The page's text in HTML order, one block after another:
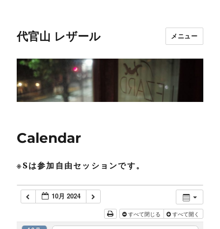
代官山 レザール メニュー
Calendar
※Sは参加自由セッションです。
10月 2024
すべて閉じる すべて開く